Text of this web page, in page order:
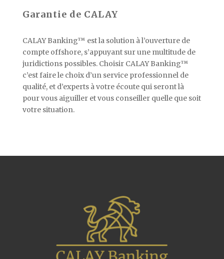
Garantie de CALAY
CALAY Banking™ est la solution à l’ouverture de
compte offshore, s’appuyant sur une multitude de
juridictions possibles. Choisir CALAY Banking™
c’est faire le choix d’un service professionnel de
qualité, et d’experts à votre écoute qui seront là
pour vous aiguiller et vous conseiller quelle que soit
votre situation.